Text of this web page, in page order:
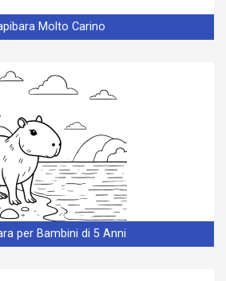
Molto Carino
per Bambini di 5 Anni